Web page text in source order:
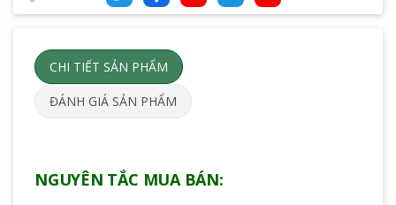
CHI TIẾT SẢN PHẨM
ĐÁNH GIÁ SẢN PHẨM
NGUYÊN TẮC MUA BÁN: